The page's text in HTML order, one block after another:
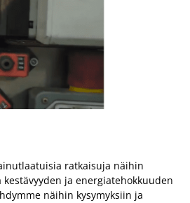
ratkaisuja näihin
ja energiatehokkuuden
näihin kysymyksiin ja